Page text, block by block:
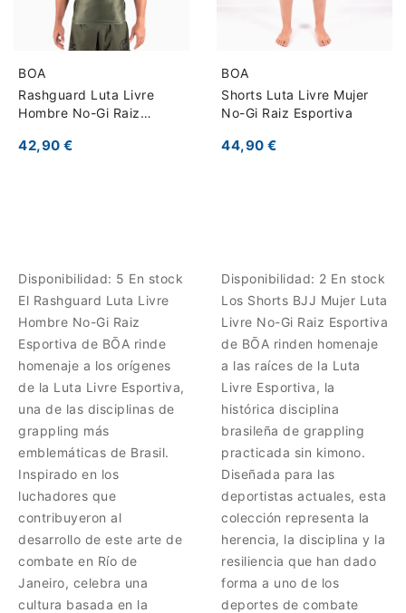
BOA
Rashguard Luta Livre
Hombre No-Gi Raiz
42,90 €
Disponibilidad: 5 En stock
El Rashguard Luta Livre
Hombre No-Gi Raiz
Esportiva de BŌA rinde
homenaje a los orígenes
de la Luta Livre Esportiva,
una de las disciplinas de
grappling más
emblemáticas de Brasil.
Inspirado en los
luchadores que
contribuyeron al
desarrollo de este arte de
combate en Río de
Janeiro, celebra una
cultura basada en la
BOA
Shorts Luta Livre Mujer
No-Gi Raiz Esportiva
44,90 €
Disponibilidad: 2 En stock
Los Shorts BJJ Mujer Luta
Livre No-Gi Raiz Esportiva
de BŌA rinden homenaje
a las raíces de la Luta
Livre Esportiva, la
histórica disciplina
brasileña de grappling
practicada sin kimono.
Diseñada para las
deportistas actuales, esta
colección representa la
herencia, la disciplina y la
resiliencia que han dado
forma a uno de los
deportes de combate